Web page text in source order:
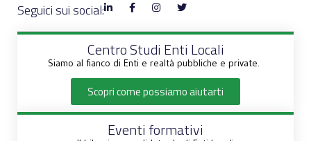
Seguici sui social:
Centro Studi Enti Locali
Siamo al fianco di Enti e realtà pubbliche e private.
Scopri come possiamo aiutarti
Eventi formativi